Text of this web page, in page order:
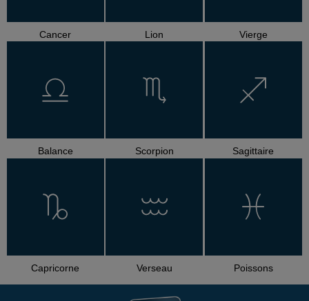
Cancer Lion Vierge
Balance Scorpion Sagittaire
Capricorne Verseau Poissons